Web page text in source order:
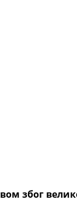
због